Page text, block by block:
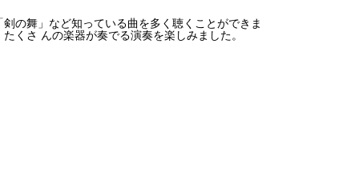
の舞」など知っている曲を多く聴くことができま
くさ んの楽器が奏でる演奏を楽しみました。